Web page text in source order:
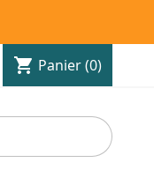
shopping_cart Panier(0)